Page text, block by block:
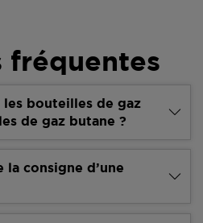
fréquentes
bouteilles de gaz
de gaz butane ?
consigne d’une